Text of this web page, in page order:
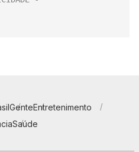
GenteEntretenimento
Saúde